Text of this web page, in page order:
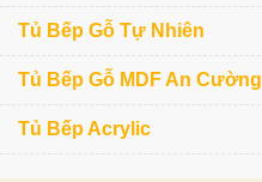
Tủ Bếp Gỗ Tự Nhiên
Tủ Bếp Gỗ MDF An Cường
Tủ Bếp Acrylic